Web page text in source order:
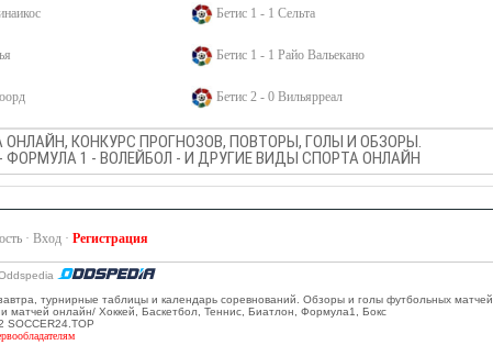
Бетис 1 - 1 Сельта
Бетис 1 - 1 Райо Вальекано
Бетис 2 - 0 Вильярреал
КОНКУРС ПРОГНОЗОВ, ПОВТОРЫ, ГОЛЫ И ОБЗОРЫ.
ФОРМУЛА 1 - ВОЛЕЙБОЛ - И ДРУГИЕ ВИДЫ СПОРТА ОНЛАЙН
· Вход · Регистрация
турнирные таблицы и календарь соревнований. Обзоры и голы футбольных матчей.
матчей онлайн/ Хоккей, Баскетбол, Теннис, Биатлон, Формула1, Бокс
SOCCER24.TOP